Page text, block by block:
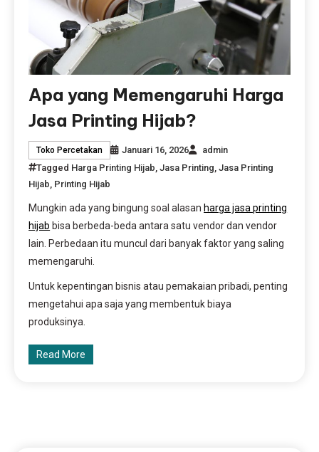
Apa yang Memengaruhi Harga
Jasa Printing Hijab?
Toko Percetakan Januari 16, 2026
admin
Tagged Harga Printing Hijab,Jasa Printing,Jasa Printing
Hijab, Printing Hijab
Mungkin ada yang bingung soal alasan harga jasa printing
hijab bisa berbeda-beda antara satu vendor dan vendor
lain. Perbedaan itu muncul dari banyak faktor yang saling
memengaruhi.
Untuk kepentingan bisnis atau pemakaian pribadi, penting
mengetahui apa saja yang membentuk biaya
produksinya.
Read More